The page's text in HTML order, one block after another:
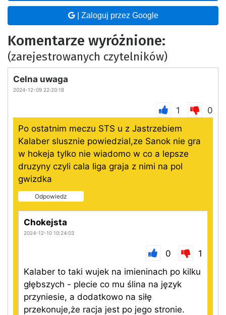
| Zaloguj przez Google
Komentarze wyróżnione:
(zarejestrowanych czytelników)
Celna uwaga
2024-12-09 22:20:18
1
0
Po ostatnim meczu STS u z Jastrzebiem
Kalaber slusznie powiedzial,ze Sanok nie gra
w hokeja tylko nie wiadomo w co a lepsze
druzyny czyli cala liga graja z nimi na pol
gwizdka
Odpowiedz
Chokejsta
2024-12-10 10:24:03
0
1
Kalaber to taki wujek na imieninach po kilku
głębszych - plecie co mu ślina na język
przyniesie, a dodatkowo na siłę
przekonuje,że racja jest po jego stronie.